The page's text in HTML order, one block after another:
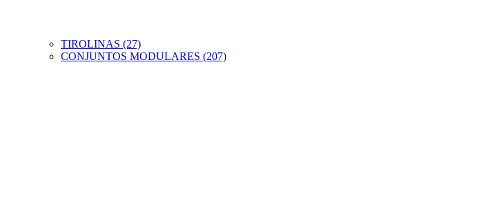
TIROLINAS (27)
CONJUNTOS MODULARES (207)